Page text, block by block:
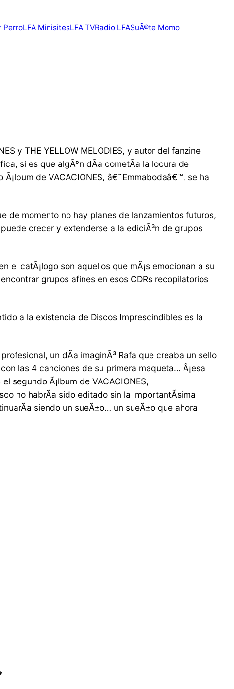
PerroLFA MinisitesLFA TVRadio LFASuÃ®te Momo
y THE YELLOW MELODIES, y autor del fanzine
si es que algÃºn dÃ­a cometÃ­a la locura de
de VACACIONES, â€˜Emmabodaâ€™, se ha
de momento no hay planes de lanzamientos futuros,
crecer y extenderse a la ediciÃ³n de grupos
el catÃ¡logo son aquellos que mÃ¡s emocionan a su
grupos afines en esos CDRs recopilatorios
a la existencia de Discos Imprescindibles es la
un dÃ­a imaginÃ³ Rafa que creaba un sello
las 4 canciones de su primera maqueta… Â¡esa
segundo Ã¡lbum de VACACIONES,
no habrÃ­a sido editado sin la importantÃ­sima
siendo un sueÃ±o… un sueÃ±o que ahora